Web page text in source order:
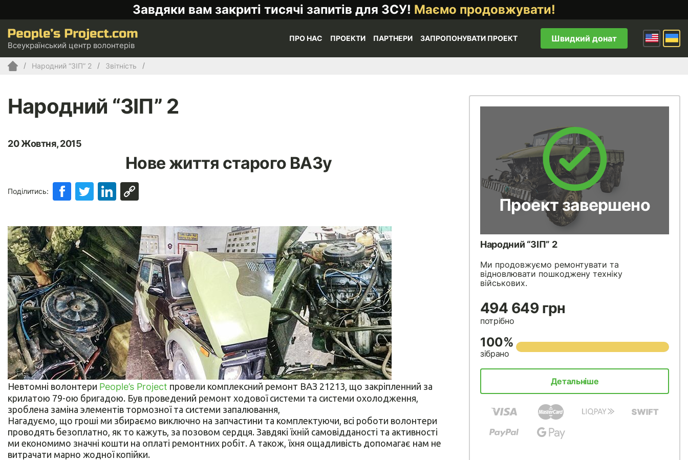
Завдяки вам закриті тисячі запитів для ЗСУ! Маємо продовжувати!
Всеукраїнський центр волонтерів
ПРО НАС ПРОЕКТИ ПАРТНЕРИ ЗАПРОПОНУВАТИ ПРОЕКТ Швидкий донат
Народний “ЗІП” 2 Звітність
Народний “ЗІП” 2
20 Жовтня, 2015
Нове життя старого ВАЗу
Поділитись:
Невтомні волонтери People’s Project провели комплексний ремонт ВАЗ 21213, що закріпленний за
крилатою 79-ою бригадою. Був проведений ремонт ходової системи та системи охолодження,
зроблена заміна элементів тормозної та системи запалювання,
Нагадуємо, що гроші ми збираємо виключно на запчастини та комплектуючи, всі роботи волонтери
проводять безоплатно, як то кажуть, за позовом сердця. Завдякі їхній самовідданості та активності
ми економимо значні кошти на оплаті ремонтних робіт. А також, їхня ощадливість допомагає нам не
витрачати марно жодної копійки.
Проект завершено
Народний “ЗІП” 2
Ми продовжуємо ремонтувати та
відновлювати пошкоджену техніку
військових.
494 649 грн
потрібно
100%
зібрано
Детальніше